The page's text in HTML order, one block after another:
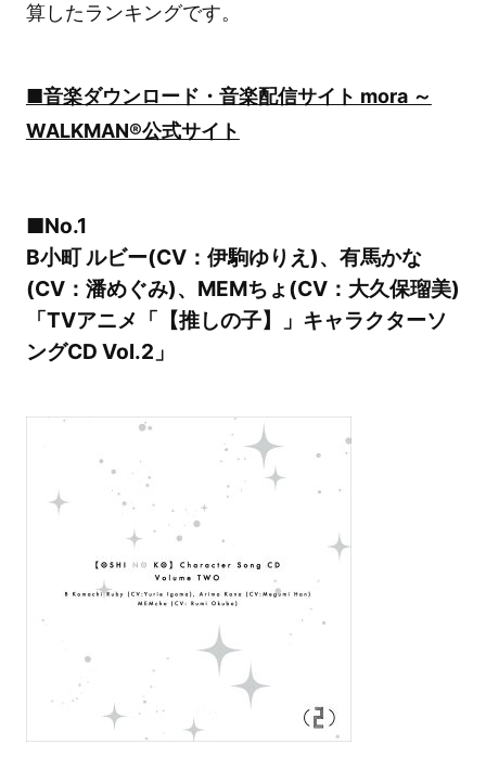
算したランキングです。
■音楽ダウンロード・音楽配信サイト mora ～
WALKMAN®公式サイト
■No.1
B小町 ルビー(CV：伊駒ゆりえ)、有馬かな
(CV：潘めぐみ)、MEMちょ(CV：大久保瑠美)
「TVアニメ「【推しの子】」キャラクターソ
ングCD Vol.2」